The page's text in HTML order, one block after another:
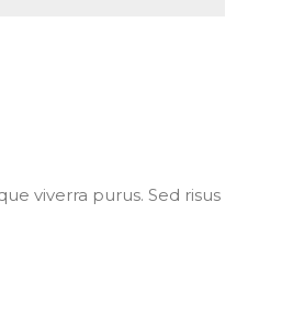
viverra purus. Sed risus